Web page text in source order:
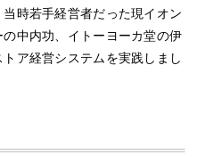
時若手経営者だった現イオン
中内功、イトーヨーカ堂の伊
ア経営システムを実践しまし